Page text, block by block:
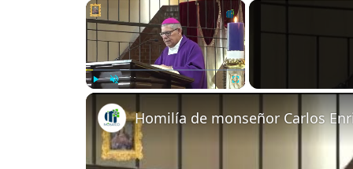
×
Play Unmute Fullscreen